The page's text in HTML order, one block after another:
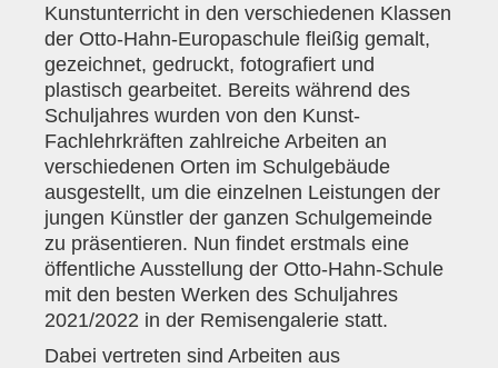
Bildergalerie
Kunstunterricht in den verschiedenen Klassen
der Otto-Hahn-Europaschule fleißig gemalt,
gezeichnet, gedruckt, fotografiert und
plastisch gearbeitet. Bereits während des
Schuljahres wurden von den Kunst-
Fachlehrkräften zahlreiche Arbeiten an
verschiedenen Orten im Schulgebäude
ausgestellt, um die einzelnen Leistungen der
jungen Künstler der ganzen Schulgemeinde
zu präsentieren. Nun findet erstmals eine
öffentliche Ausstellung der Otto-Hahn-Schule
mit den besten Werken des Schuljahres
2021/2022 in der Remisengalerie statt.
Dabei vertreten sind Arbeiten aus